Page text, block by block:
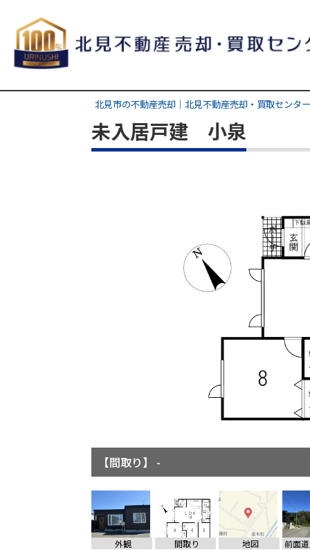
北見市の不動産売却｜北見不動産売却・買取セン
未入居戸建 小泉
【間取り】 -
【地図】 -
外観 間取り 地図